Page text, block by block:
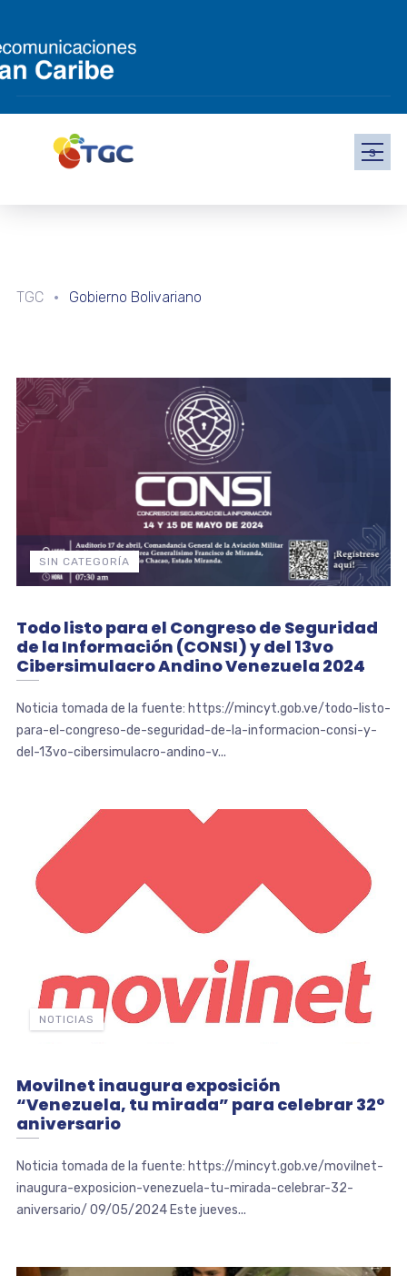
s
TGC Gobierno Bolivariano
SIN CATEGORÍA
Todo listo para el Congreso de Seguridad
de la Información (CONSI) y del 13vo
Cibersimulacro Andino Venezuela 2024
Noticia tomada de la fuente: https://mincyt.gob.ve/todo-listo-
para-el-congreso-de-seguridad-de-la-informacion-consi-y-
del-13vo-cibersimulacro-andino-v...
NOTICIAS
Movilnet inaugura exposición
“Venezuela, tu mirada” para celebrar 32°
aniversario
Noticia tomada de la fuente: https://mincyt.gob.ve/movilnet-
inaugura-exposicion-venezuela-tu-mirada-celebrar-32-
aniversario/ 09/05/2024 Este jueves...